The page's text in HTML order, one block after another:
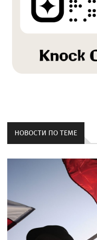
НОВОСТИ ПО ТЕМЕ